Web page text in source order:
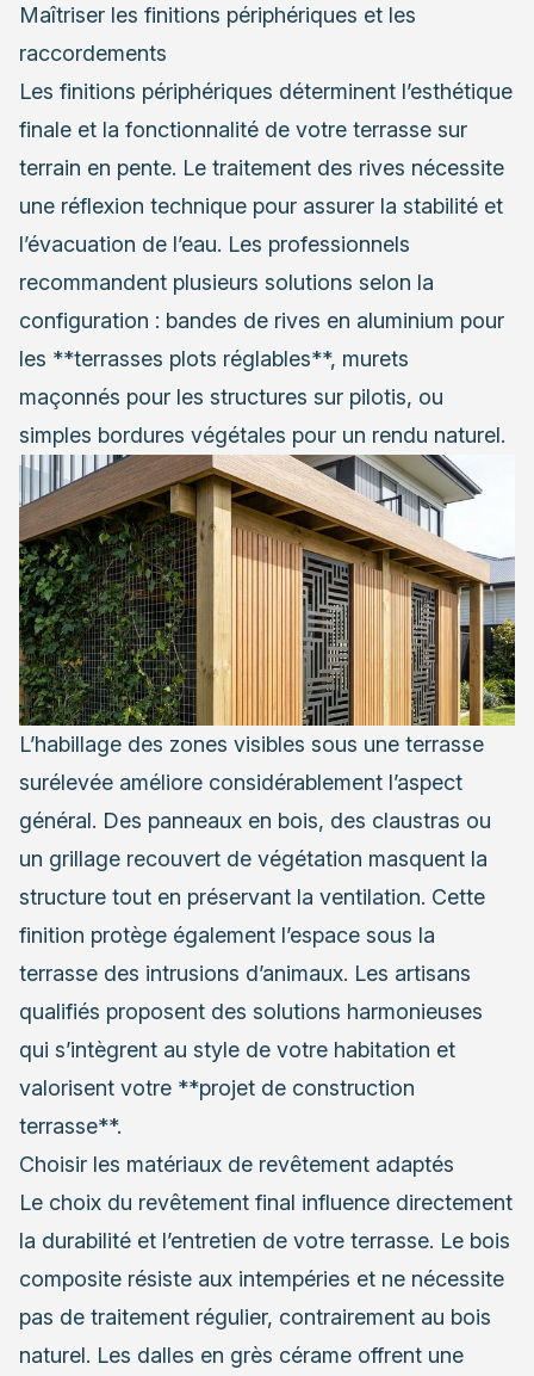
Maîtriser les finitions périphériques et les
raccordements
Les finitions périphériques déterminent l’esthétique
finale et la fonctionnalité de votre terrasse sur
terrain en pente. Le traitement des rives nécessite
une réflexion technique pour assurer la stabilité et
l’évacuation de l’eau. Les professionnels
recommandent plusieurs solutions selon la
configuration : bandes de rives en aluminium pour
les **terrasses plots réglables**, murets
maçonnés pour les structures sur pilotis, ou
simples bordures végétales pour un rendu naturel.
L’habillage des zones visibles sous une terrasse
surélevée améliore considérablement l’aspect
général. Des panneaux en bois, des claustras ou
un grillage recouvert de végétation masquent la
structure tout en préservant la ventilation. Cette
finition protège également l’espace sous la
terrasse des intrusions d’animaux. Les artisans
qualifiés proposent des solutions harmonieuses
qui s’intègrent au style de votre habitation et
valorisent votre **projet de construction
terrasse**.
Choisir les matériaux de revêtement adaptés
Le choix du revêtement final influence directement
la durabilité et l’entretien de votre terrasse. Le bois
composite résiste aux intempéries et ne nécessite
pas de traitement régulier, contrairement au bois
naturel. Les dalles en grès cérame offrent une